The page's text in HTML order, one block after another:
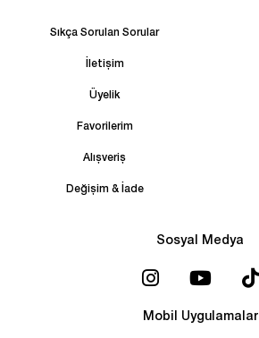
Sıkça Sorulan Sorular
İletişim
Üyelik
Favorilerim
Alışveriş
Değişim & İade
Sosyal Medya
Mobil Uygulamalar